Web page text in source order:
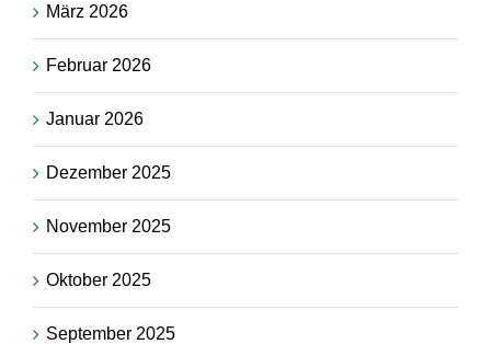
März 2026
Februar 2026
Januar 2026
Dezember 2025
November 2025
Oktober 2025
September 2025